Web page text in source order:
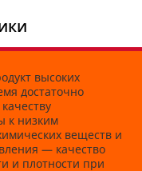
высоких
достаточно
к низким
веществ и
— качество
и плотности при